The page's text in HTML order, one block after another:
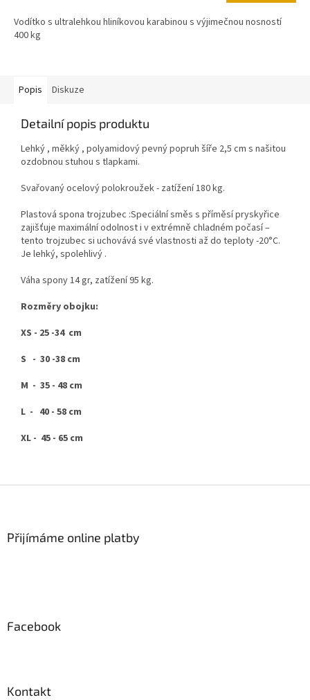
Vodítko s ultralehkou hliníkovou karabinou s výjimečnou nosností
400 kg
Popis Diskuze
Detailní popis produktu
Lehký , měkký , polyamidový pevný popruh šíře 2,5 cm s našitou
ozdobnou stuhou s tlapkami.
Svařovaný ocelový polokroužek - zatížení 180 kg.
Plastová spona trojzubec :Speciální směs s příměsí pryskyřice
zajišťuje maximální odolnost i v extrémně chladném počasí –
tento trojzubec si uchovává své vlastnosti až do teploty -20°C.
Je lehký, spolehlivý .
Váha spony 14 gr, zatížení 95 kg.
Rozměry obojku:
XS - 25 -34 cm
S - 30 -38 cm
M - 35 - 48 cm
L - 40 - 58 cm
XL - 45 - 65 cm
Přijímáme online platby
Facebook
Kontakt